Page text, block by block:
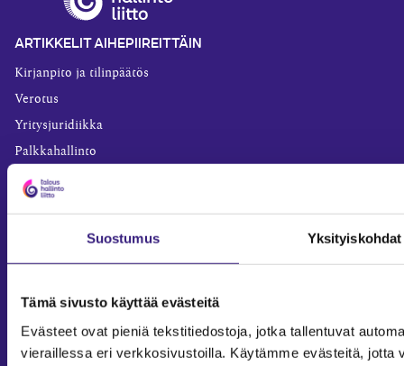
Suostumus Yksityiskohdat
Tämä sivusto käyttää evästeitä
Evästeet ovat pieniä tekstitiedostoja, jotka tallentuvat
vieraillessa eri verkkosivustoilla. Käytämme evästeitä, jotta
ARTIKKELIT AIHEPIIREITTÄIN
Kirjanpito ja tilinpäätös
Verotus
Yritysjuridiikka
Palkkahallinto
Henkilöstöhallinto
Teknologia ja prosessit
Julkishallinto
Yritysvastuu
Tilintarkastus